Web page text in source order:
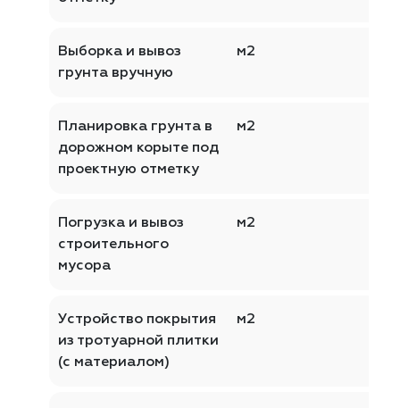
Выборка и вывоз
грунта вручную
м2
Планировка грунта в
дорожном корыте под
проектную отметку
м2
Погрузка и вывоз
строительного
мусора
м2
Устройство покрытия
из тротуарной плитки
(с материалом)
м2